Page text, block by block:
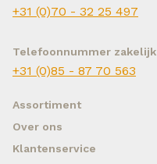
Assortiment
Over ons
Klantenservice
+31 (0)70 - 32 25 497
Telefoonnummer zakelijk
+31 (0)85 - 87 70 563